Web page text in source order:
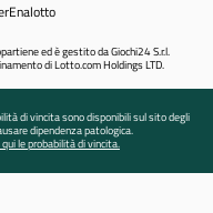
ed è gestito da Giochi24 S.r.l.
di Lotto.com Holdings LTD.
di vincita sono disponibili sul sito degli
dipendenza patologica.
le probabilità di vincita.